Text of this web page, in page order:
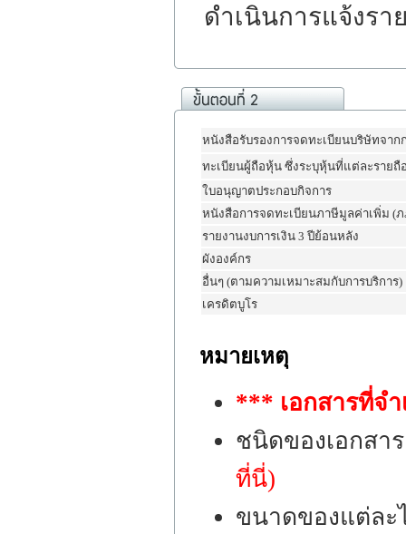
ดำเนินการแจ้งร
หนังสือรับรองการจดทะเบียนบริษัทจา
ทะเบียนผู้ถือหุ้น ซึ่งระบุหุ้นที่แต่ละรายถื
ใบอนุญาตประกอบกิจการ
หนังสือการจดทะเบียนภาษีมูลค่าเพิ่ม (ภ
รายงานงบการเงิน 3 ปีย้อนหลัง
ผังองค์กร
อื่นๆ (ตามความเหมาะสมกับการบริการ)
เครดิตบูโร
หมายเหตุ
*** เอกสารที่จ
ชนิดของเอกสา
ที่นี่)
ขนาดของแต่ละ